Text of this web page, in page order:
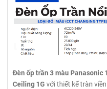
Đèn ốp trần 3 màu Panasonic
Ceiling 1G với thiết kế tràn